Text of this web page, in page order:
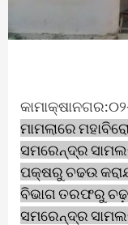
ମାମଲାରେ
ସମରେନ୍ଦ୍ର
ପକ୍ଷରୁ ଚଢଉ
ବିଭାଗ ତରଫରୁ
ସମରେନ୍ଦ୍ର